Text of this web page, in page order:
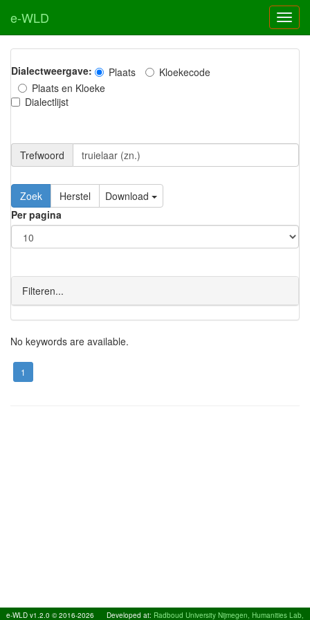
e-WLD
Dialectweergave: Plaats
Kloekecode
Plaats en Kloeke
Dialectlijst
Trefwoord
Download
Per pagina
Filteren...
No keywords are available.
1
e-WLD v1.2.0 © 2016-2026 Developed at: Radboud University Nijmegen, Humanities Lab,